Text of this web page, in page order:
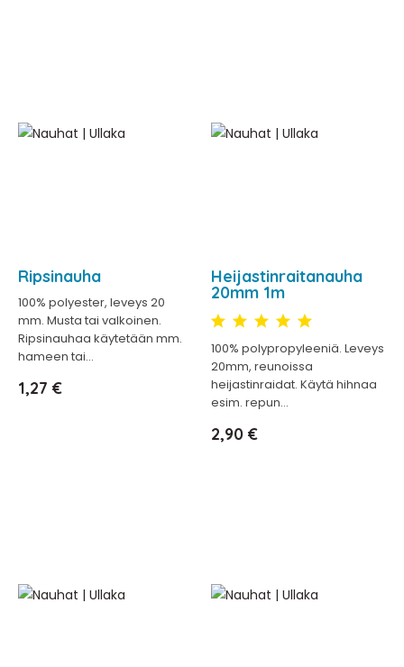
Ripsinauha
100% polyester, leveys 20
mm. Musta tai valkoinen.
Ripsinauhaa käytetään mm.
hameen tai...
Hinta
1,27 €
Heijastinraitanauha
20mm 1m
100% polypropyleeniä. Leveys
20mm, reunoissa
heijastinraidat. Käytä hihnaa
esim. repun...
Hinta
2,90 €